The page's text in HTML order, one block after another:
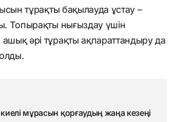
тұрақты бақылауда ұстау –
Топырақты нығыздау үшін
әрі тұрақты ақпараттандыру да
мұрасын қорғаудың жаңа кезеңі